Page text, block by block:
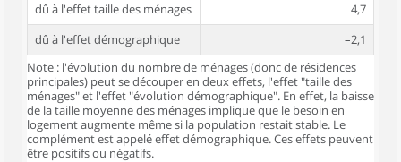
dû à l'effet taille des ménages
4,7
dû à l'effet démographique
–2,1
Note : l'évolution du nombre de ménages (donc de résidences
principales) peut se découper en deux effets, l'effet "taille des
ménages" et l'effet "évolution démographique". En effet, la baisse
de la taille moyenne des ménages implique que le besoin en
logement augmente même si la population restait stable. Le
complément est appelé effet démographique. Ces effets peuvent
être positifs ou négatifs.